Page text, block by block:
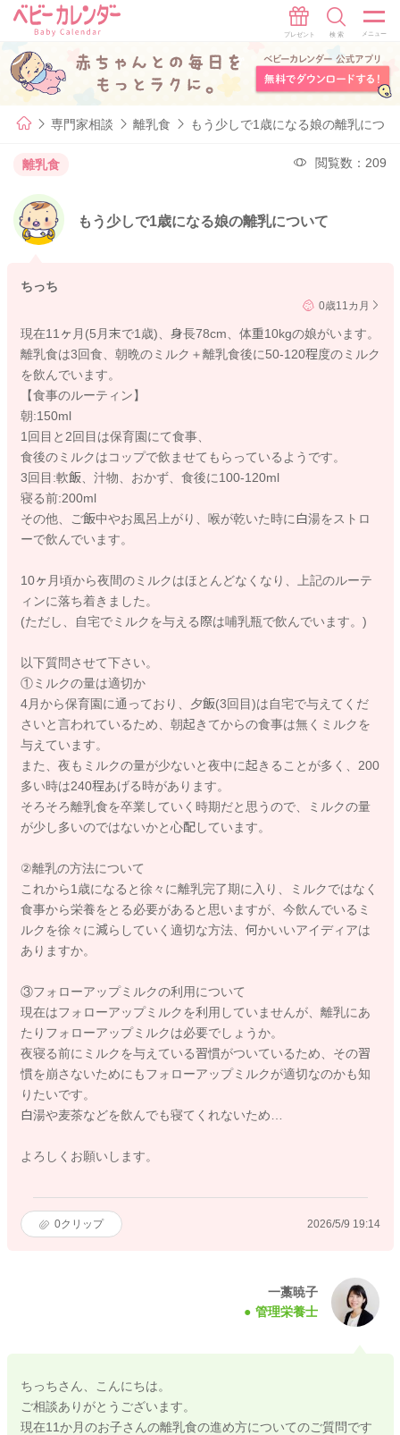
専門家相談 離乳食 もう少しで1歳になる娘の離乳につい
離乳食 閲覧数：209
もう少しで1歳になる娘の離乳について
ちっち
0歳11カ月
現在11ヶ月(5月末で1歳)、身長78cm、体重10kgの娘がいます。
離乳食は3回食、朝晩のミルク＋離乳食後に50-120程度のミルク
を飲んでいます。
【食事のルーティン】
朝:150ml
1回目と2回目は保育園にて食事、
食後のミルクはコップで飲ませてもらっているようです。
3回目:軟飯、汁物、おかず、食後に100-120ml
寝る前:200ml
その他、ご飯中やお風呂上がり、喉が乾いた時に白湯をストロ
ーで飲んでいます。
10ヶ月頃から夜間のミルクはほとんどなくなり、上記のルーテ
ィンに落ち着きました。
(ただし、自宅でミルクを与える際は哺乳瓶で飲んでいます。)
以下質問させて下さい。
①ミルクの量は適切か
4月から保育園に通っており、夕飯(3回目)は自宅で与えてくだ
さいと言われているため、朝起きてからの食事は無くミルクを
与えています。
また、夜もミルクの量が少ないと夜中に起きることが多く、200
多い時は240程あげる時があります。
そろそろ離乳食を卒業していく時期だと思うので、ミルクの量
が少し多いのではないかと心配しています。
②離乳の方法について
これから1歳になると徐々に離乳完了期に入り、ミルクではなく
食事から栄養をとる必要があると思いますが、今飲んでいるミ
ルクを徐々に減らしていく適切な方法、何かいいアイディアは
ありますか。
③フォローアップミルクの利用について
現在はフォローアップミルクを利用していませんが、離乳にあ
たりフォローアップミルクは必要でしょうか。
夜寝る前にミルクを与えている習慣がついているため、その習
慣を崩さないためにもフォローアップミルクが適切なのかも知
りたいです。
白湯や麦茶などを飲んでも寝てくれないため…
よろしくお願いします。
0クリップ 2026/5/9 19:14
一藁暁子
管理栄養士
ちっちさん、こんにちは。
ご相談ありがとうございます。
現在11か月のお子さんの離乳食の進め方についてのご質問です